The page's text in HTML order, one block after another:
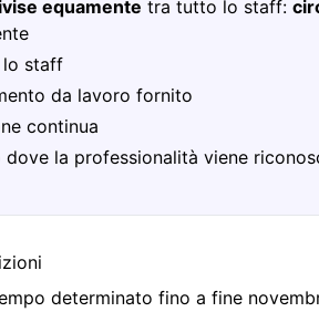
equamente tra tutto lo staff:
lo staff
da lavoro fornito
continua
dove la professionalità viene
determinato fino a fine